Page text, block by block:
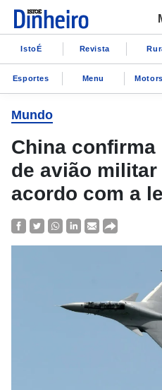
IstoÉ Revista
Esportes Menu
Mundo
China
de avião militar
acordo com a